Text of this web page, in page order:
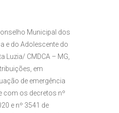
Municipal dos
e do Adolescente do
Luzia/ CMDCA – MG,
em
de emergência
com os decretos nº
e nº 3541 de